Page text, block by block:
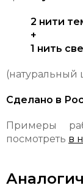
2 нити
+
1 нить
(натуральный
Сделано в
Примеры
посмотреть в